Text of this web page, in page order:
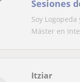
Sesiones
Soy
Máster en
Itziar